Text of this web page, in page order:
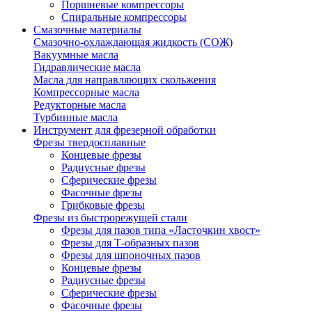
Поршневые компрессоры
Спиральные компрессоры
Смазочные материалы
Смазочно-охлаждающая жидкость (СОЖ)
Вакуумные масла
Гидравлические масла
Масла для направляющих скольжения
Компрессорные масла
Редукторные масла
Турбинные масла
Инструмент для фрезерной обработки
Фрезы твердосплавные
Концевые фрезы
Радиусные фрезы
Сферические фрезы
Фасочные фрезы
Грибковые фрезы
Фрезы из быстрорежущей стали
Фрезы для пазов типа «Ласточкин хвост»
Фрезы для Т-образных пазов
Фрезы для шпоночных пазов
Концевые фрезы
Радиусные фрезы
Сферические фрезы
Фасочные фрезы